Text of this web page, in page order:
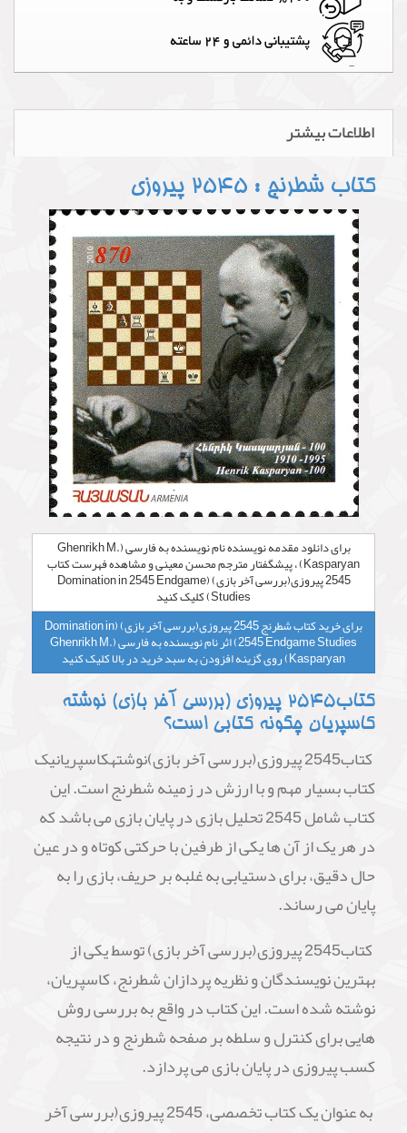
اطلاعات بیشتر
کتاب شطرنج : 2545 پیروزی
برای دانلود مقدمه نویسنده نام نویسنده به فارسی (Ghenrikh M.
Kasparyan) ، پیشگفتار مترجم محسن معینی و مشاهده فهرست کتاب
2545 پیروزی(بررسی آخر بازی) (Domination in 2545 Endgame
Studies) کلیک کنید
برای خرید کتاب شطرنج 2545 پیروزی(بررسی آخر بازی) (Domination in
2545 Endgame Studies) اثر نام نویسنده به فارسی (Ghenrikh M.
Kasparyan) روی گزینه افزودن به سبد خرید در بالا کلیک کنید
کتاب2545 پیروزی (بررسی آخر بازی) نوشته
کاسپریان چگونه کتابی است؟
کتاب2545 پیروزی(بررسی آخر بازی)نوشتهکاسپریانیک
کتاب بسیار مهم و با ارزش در زمینه شطرنج است. این
کتاب شامل 2545 تحلیل بازی در پایان بازی می باشد که
در هر یک از آن ها یکی از طرفین با حرکتی کوتاه و در عین
حال دقیق، برای دستیابی به غلبه بر حریف، بازی را به
پایان می رساند.
کتاب2545 پیروزی(بررسی آخر بازی) توسط یکی از
بهترین نویسندگان و نظریه پردازان شطرنج، کاسپریان،
نوشته شده است. این کتاب در واقع به بررسی روش
هایی برای کنترل و سلطه بر صفحه شطرنج و در نتیجه
کسب پیروزی در پایان بازی می پردازد.
به عنوان یک کتاب تخصصی، 2545 پیروزی(بررسی آخر